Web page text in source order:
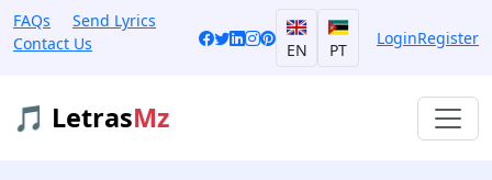
FAQs
Send Lyrics
Contact Us
EN PT
LoginRegister
🎵 LetrasMz